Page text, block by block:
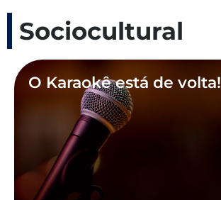
Sociocultural
O Karaokê está de volta!